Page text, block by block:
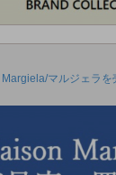
Margiela/マルジェラ